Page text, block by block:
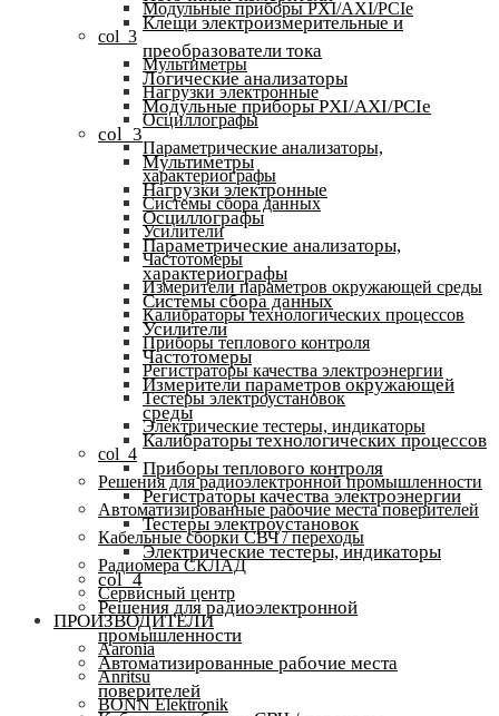
Модульные приборы PXI/AXI/PCIe
col_3
Мультиметры
Нагрузки электронные
Осциллографы
Параметрические анализаторы,
характериографы
Системы сбора данных
Усилители
Частотомеры
Измерители параметров окружающей среды
Калибраторы технологических процессов
Приборы теплового контроля
Регистраторы качества электроэнергии
Тестеры электроустановок
Электрические тестеры, индикаторы
col_4
Решения для радиоэлектронной промышленности
Автоматизированные рабочие места поверителей
Кабельные сборки СВЧ / переходы
Радиомера СКЛАД
Сервисный центр
ПРОИЗВОДИТЕЛИ
Aaronia
Anritsu
BONN Elektronik
Клещи электроизмерительные и
преобразователи тока
Логические анализаторы
Модульные приборы PXI/AXI/PCIe
col_3
Мультиметры
Нагрузки электронные
Осциллографы
Параметрические анализаторы,
характериографы
Системы сбора данных
Усилители
Частотомеры
Измерители параметров окружающей
среды
Калибраторы технологических процессов
Приборы теплового контроля
Регистраторы качества электроэнергии
Тестеры электроустановок
Электрические тестеры, индикаторы
col_4
Решения для радиоэлектронной
промышленности
Автоматизированные рабочие места
поверителей